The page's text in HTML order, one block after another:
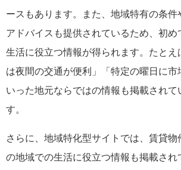
ースもあります。また、地域特有の条件
アドバイスも提供されているため、初め
生活に役立つ情報が得られます。たとえ
は夜間の交通が便利」「特定の曜日に市
いった地元ならではの情報も掲載されて
す。
さらに、地域特化型サイトでは、賃貸物
の地域での生活に役立つ情報も掲載され